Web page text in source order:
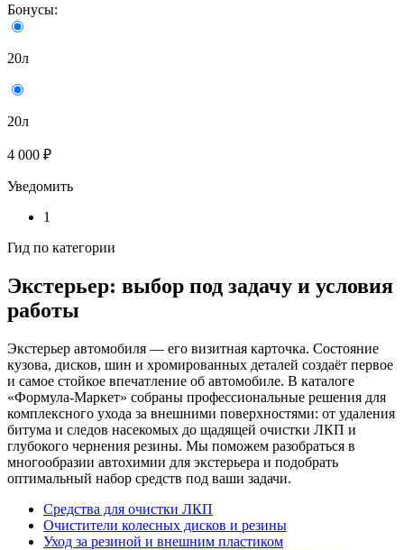
Бонусы:
20л
20л
4 000 ₽
Уведомить
1
Гид по категории
Экстерьер: выбор под задачу и условия
работы
Экстерьер автомобиля — его визитная карточка. Состояние
кузова, дисков, шин и хромированных деталей создаёт первое
и самое стойкое впечатление об автомобиле. В каталоге
«Формула-Маркет» собраны профессиональные решения для
комплексного ухода за внешними поверхностями: от удаления
битума и следов насекомых до щадящей очистки ЛКП и
глубокого чернения резины. Мы поможем разобраться в
многообразии автохимии для экстерьера и подобрать
оптимальный набор средств под ваши задачи.
Средства для очистки ЛКП
Очистители колесных дисков и резины
Уход за резиной и внешним пластиком